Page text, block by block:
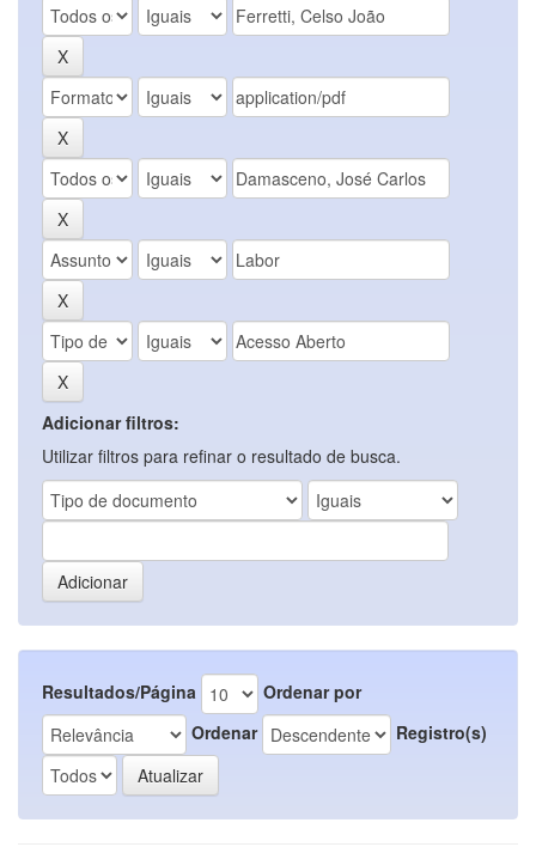
Adicionar filtros:
Utilizar filtros para refinar o resultado de busca.
Resultados/Página
Ordenar por
Ordenar
Registro(s)